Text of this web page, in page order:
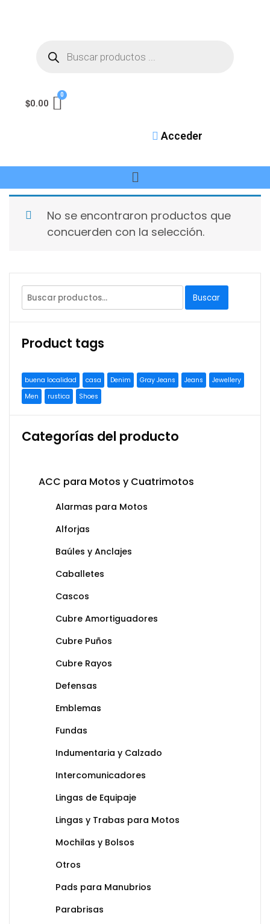
$0.00
Acceder
No se encontraron productos que
concuerden con la selección.
Buscar
Product tags
buena localidad casa Denim Gray Jeans Jeans
Jewellery
Men
rustica Shoes
Categorías del producto
ACC para Motos y Cuatrimotos
Alarmas para Motos
Alforjas
Baúles y Anclajes
Caballetes
Cascos
Cubre Amortiguadores
Cubre Puños
Cubre Rayos
Defensas
Emblemas
Fundas
Indumentaria y Calzado
Intercomunicadores
Lingas de Equipaje
Lingas y Trabas para Motos
Mochilas y Bolsos
Otros
Pads para Manubrios
Parabrisas